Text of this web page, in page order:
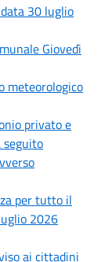
30 luglio
Giovedì
meteorologico
privato e
per tutto il
2026
ai cittadini